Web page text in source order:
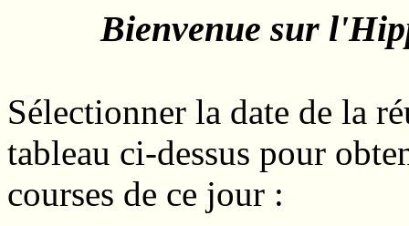
Bienvenue sur
Sélectionner la date de la
tableau ci-dessus pour
courses de ce jour :